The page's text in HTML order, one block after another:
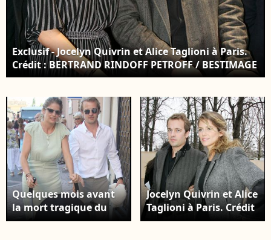
Exclusif - Jocelyn Quivrin et Alice Taglioni à Paris.
Crédit : BERTRAND RINDOFF PETROFF / BESTIMAGE
Quelques mois avant
la mort tragique du
comédien dans un
Jocelyn Quivrin et Alice
Taglioni à Paris. Crédit
: RINDOFF-BORDE /